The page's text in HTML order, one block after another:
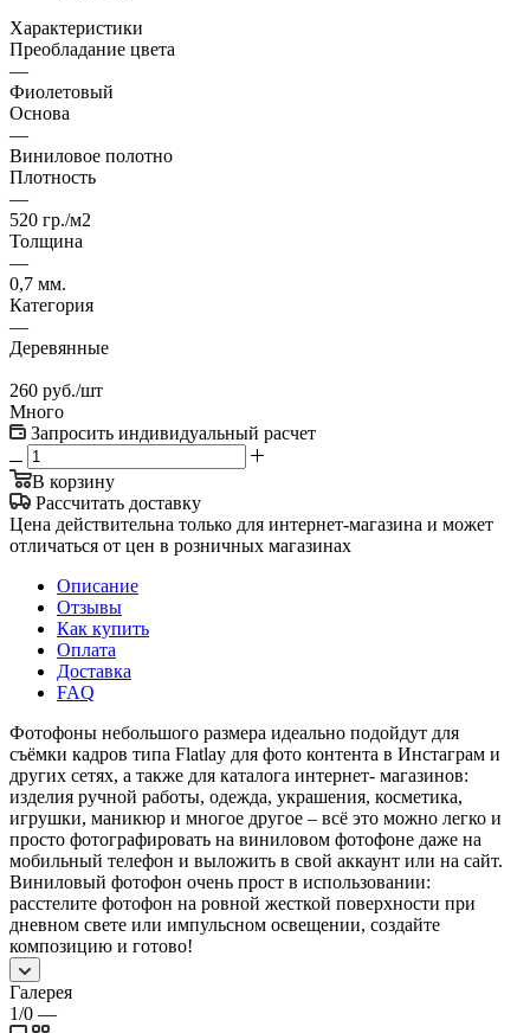
Характеристики
Преобладание цвета
—
Фиолетовый
Основа
—
Виниловое полотно
Плотность
—
520 гр./м2
Толщина
—
0,7 мм.
Категория
—
Деревянные
260 руб./шт
Много
Запросить индивидуальный расчет
В корзину
Рассчитать доставку
Цена действительна только для интернет-магазина и может
отличаться от цен в розничных магазинах
Описание
Отзывы
Как купить
Оплата
Доставка
FAQ
Фотофоны небольшого размера идеально подойдут для
съёмки кадров типа Flatlay для фото контента в Инстаграм и
других сетях, а также для каталога интернет- магазинов:
изделия ручной работы, одежда, украшения, косметика,
игрушки, маникюр и многое другое – всё это можно легко и
просто фотографировать на виниловом фотофоне даже на
мобильный телефон и выложить в свой аккаунт или на сайт.
Виниловый фотофон очень прост в использовании:
расстелите фотофон на ровной жесткой поверхности при
дневном свете или импульсном освещении, создайте
композицию и готово!
Галерея
1/0 —